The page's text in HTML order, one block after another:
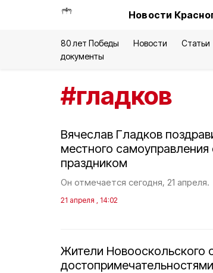
Новости
80 лет Победы Новости Статьи
документы
#гладков
Вячеслав Гладков
местного
праздником
Он отмечается сегодня, 21 апреля.
21 апреля , 14:02
Жители Новооскольского